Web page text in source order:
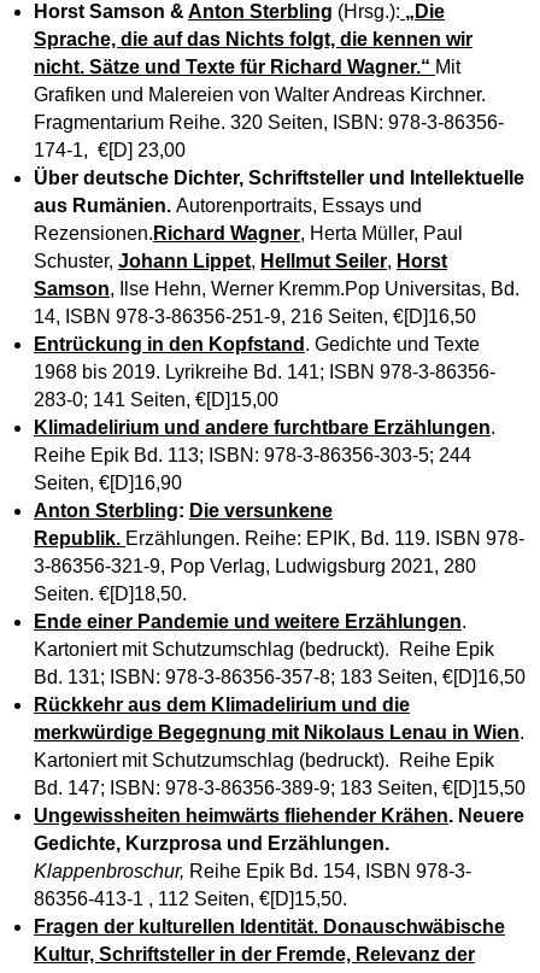
Horst Samson & Anton Sterbling (Hrsg.): „Die
Sprache, die auf das Nichts folgt, die kennen wir
nicht. Sätze und Texte für Richard Wagner.“ Mit
Grafiken und Malereien von Walter Andreas Kirchner.
Fragmentarium Reihe. 320 Seiten, ISBN: 978-3-86356-
174-1, €[D] 23,00
Über deutsche Dichter, Schriftsteller und Intellektuelle
aus Rumänien. Autorenportraits, Essays und
Rezensionen. Richard Wagner, Herta Müller, Paul
Schuster, Johann Lippet, Hellmut Seiler, Horst
Samson, Ilse Hehn, Werner Kremm.Pop Universitas, Bd.
14, ISBN 978-3-86356-251-9, 216 Seiten, €[D]16,50
Entrückung in den Kopfstand . Gedichte und Texte
1968 bis 2019. Lyrikreihe Bd. 141; ISBN 978-3-86356-
283-0; 141 Seiten, €[D]15,00
Klimadelirium und andere furchtbare Erzählungen.
Reihe Epik Bd. 113; ISBN: 978-3-86356-303-5; 244
Seiten, €[D]16,90
Anton Sterbling: Die versunkene
Republik. Erzählungen. Reihe: EPIK, Bd. 119. ISBN 978-
3-86356-321-9, Pop Verlag, Ludwigsburg 2021, 280
Seiten. €[D]18,50.
Ende einer Pandemie und weitere Erzählungen.
Kartoniert mit Schutzumschlag (bedruckt). Reihe Epik
Bd. 131; ISBN: 978-3-86356-357-8; 183 Seiten, €[D]16,50
Rückkehr aus dem Klimadelirium und die
merkwürdige Begegnung mit Nikolaus Lenau in Wien.
Kartoniert mit Schutzumschlag (bedruckt). Reihe Epik
Bd. 147; ISBN: 978-3-86356-389-9; 183 Seiten, €[D]15,50
Ungewissheiten heimwärts fliehender Krähen. Neuere
Gedichte, Kurzprosa und Erzählungen.
Klappenbroschur, Reihe Epik Bd. 154, ISBN 978-3-
86356-413-1 , 112 Seiten, €[D]15,50.
Fragen der kulturellen Identität. Donauschwäbische
Kultur, Schriftsteller in der Fremde, Relevanz der